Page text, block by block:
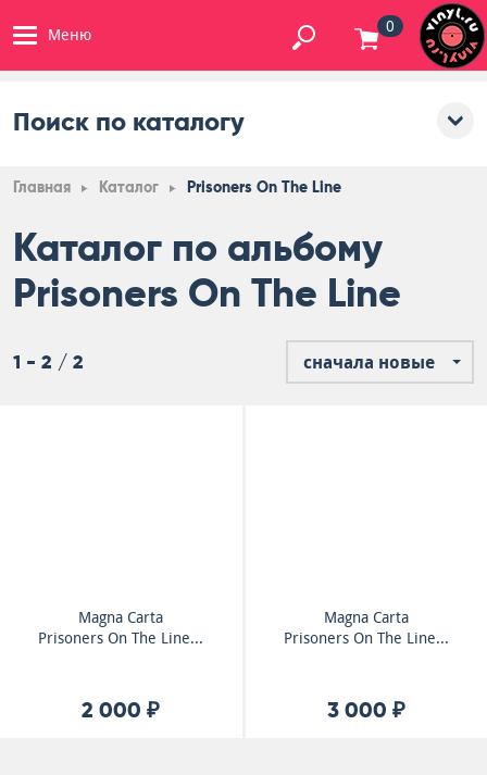
Меню 0
Поиск по каталогу
Главная Каталог Prisoners On The Line
Каталог по альбому
Prisoners On The Line
1 - 2 / 2 сначала новые
Magna Carta
Prisoners On The Line...
2 000 ₽
Magna Carta
Prisoners On The Line...
3 000 ₽